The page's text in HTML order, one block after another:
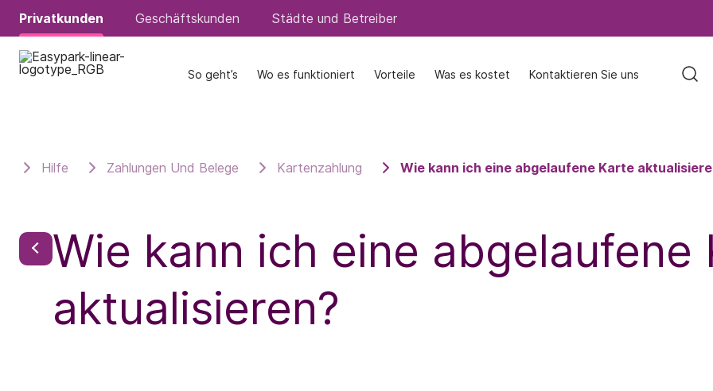
Privatkunden Geschäftskunden Städte und Betreiber
So geht’s Wo es funktioniert Vorteile Was es kostet Kontaktieren Sie uns
Privatkunden Geschäftskunden Städte und Betreiber
So geht’s Wo es funktioniert Vorteile Was es kostet Kontaktieren Sie uns
Hilfe Zahlungen Und Belege Kartenzahlung Wie kann ich eine abgelaufene Karte
Wie kann ich eine abgelaufene
aktualisieren?